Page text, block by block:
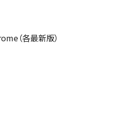
（各最新版）